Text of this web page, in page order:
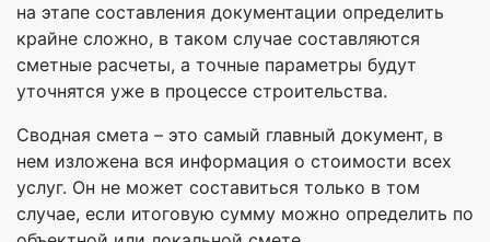
на этапе составления документации определить
крайне сложно, в таком случае составляются
сметные расчеты, а точные параметры будут
уточнятся уже в процессе строительства.
Сводная смета – это самый главный документ, в
нем изложена вся информация о стоимости всех
услуг. Он не может составиться только в том
случае, если итоговую сумму можно определить по